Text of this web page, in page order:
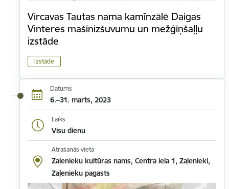
Vircavas Tautas nama kamīnzālē Daigas
Vinteres mašīnizšuvumu un mežģīņšaļļu
izstāde
Izstāde
Datums
6.–31. marts, 2023
Laiks
Visu dienu
Atrašanās vieta
Zaļenieku kultūras nams, Centra iela 1, Zaļenieki,
Zaļenieku pagasts